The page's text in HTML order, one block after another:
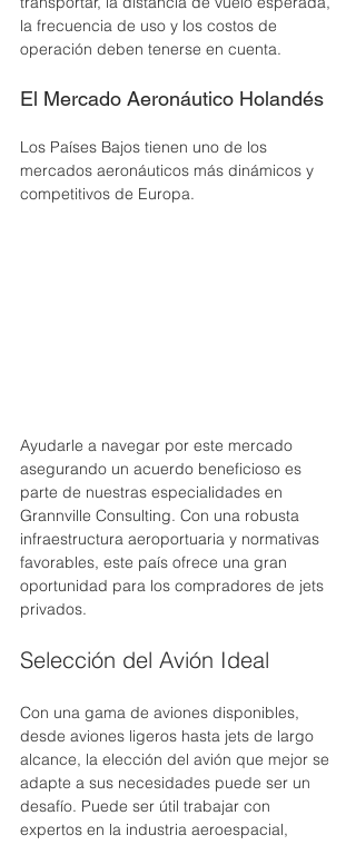
la frecuencia de uso y los costos de
operación deben tenerse en cuenta.
El Mercado Aeronáutico Holandés
Los Países Bajos tienen uno de los
mercados aeronáuticos más dinámicos y
competitivos de Europa.
Ayudarle a navegar por este mercado
asegurando un acuerdo beneficioso es
parte de nuestras especialidades en
Grannville Consulting. Con una robusta
infraestructura aeroportuaria y normativas
favorables, este país ofrece una gran
oportunidad para los compradores de jets
privados.
Selección del Avión Ideal
Con una gama de aviones disponibles,
desde aviones ligeros hasta jets de largo
alcance, la elección del avión que mejor se
adapte a sus necesidades puede ser un
desafío. Puede ser útil trabajar con
expertos en la industria aeroespacial,